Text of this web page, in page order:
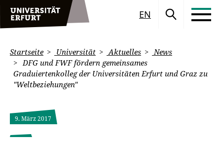
EN
Startseite Universität Aktuelles
News
DFG und FWF fördern gemeinsames
Graduiertenkolleg der Universitäten Erfurt und Graz zu
"Weltbeziehungen"
9. März 2017